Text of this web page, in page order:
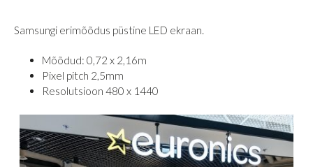
Samsungi erimõõdus püstine LED ekraan.
Mõõdud: 0,72 x 2,16m
Pixel pitch 2,5mm
Resolutsioon 480 x 1440